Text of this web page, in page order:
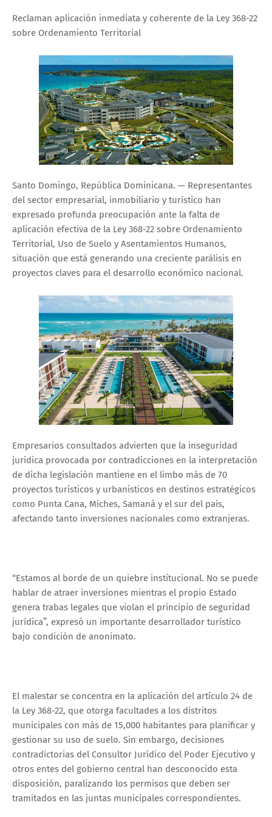
Reclaman aplicación inmediata y coherente de la Ley 368-22
sobre Ordenamiento Territorial
Santo Domingo, República Dominicana. — Representantes
del sector empresarial, inmobiliario y turístico han
expresado profunda preocupación ante la falta de
aplicación efectiva de la Ley 368-22 sobre Ordenamiento
Territorial, Uso de Suelo y Asentamientos Humanos,
situación que está generando una creciente parálisis en
proyectos claves para el desarrollo económico nacional.
Empresarios consultados advierten que la inseguridad
jurídica provocada por contradicciones en la interpretación
de dicha legislación mantiene en el limbo más de 70
proyectos turísticos y urbanísticos en destinos estratégicos
como Punta Cana, Miches, Samaná y el sur del país,
afectando tanto inversiones nacionales como extranjeras.
“Estamos al borde de un quiebre institucional. No se puede
hablar de atraer inversiones mientras el propio Estado
genera trabas legales que violan el principio de seguridad
jurídica”, expresó un importante desarrollador turístico
bajo condición de anonimato.
El malestar se concentra en la aplicación del artículo 24 de
la Ley 368-22, que otorga facultades a los distritos
municipales con más de 15,000 habitantes para planificar y
gestionar su uso de suelo. Sin embargo, decisiones
contradictorias del Consultor Jurídico del Poder Ejecutivo y
otros entes del gobierno central han desconocido esta
disposición, paralizando los permisos que deben ser
tramitados en las juntas municipales correspondientes.